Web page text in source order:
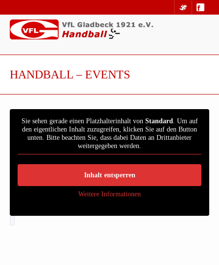
HANDBALL – EVENTS
Sie sehen gerade einen Platzhalterinhalt von Standard . Um auf
den eigentlichen Inhalt zuzugreifen, klicken Sie auf den Button
unten. Bitte beachten Sie, dass dabei Daten an Drittanbieter
weitergegeben werden.
Inhalt entsperren
Weitere Informationen